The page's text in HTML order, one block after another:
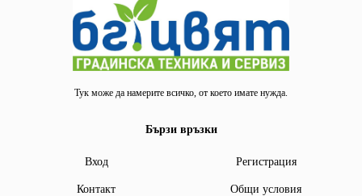
Тук може да намерите всичко, от което имате нужда.
Бързи връзки
Вход Регистрация
Контакт Общи условия